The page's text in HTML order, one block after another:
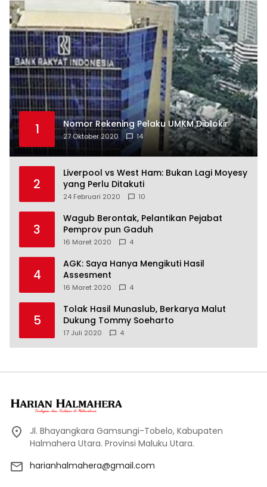
1 Nomor Rekening Pelaku UMKM Diblokir
27 Oktober 2020 14
2
Liverpool vs West Ham: Bukan Lagi Moyesy
yang Perlu Ditakuti
24 Februari 2020 10
3
Wagub Berontak, Pelantikan Pejabat
Pemprov pun Gaduh
16 Maret 2020 4
4
AGK: Saya Hanya Mengikuti Hasil
Assesment
16 Maret 2020 4
5
Tolak Hasil Munaslub, Berkarya Malut
Dukung Tommy Soeharto
17 Juli 2020 4
Jl. Bhayangkara Gamsungi-Tobelo, Kabupaten
Halmahera Utara. Provinsi Maluku Utara.
harianhalmahera@gmail.com